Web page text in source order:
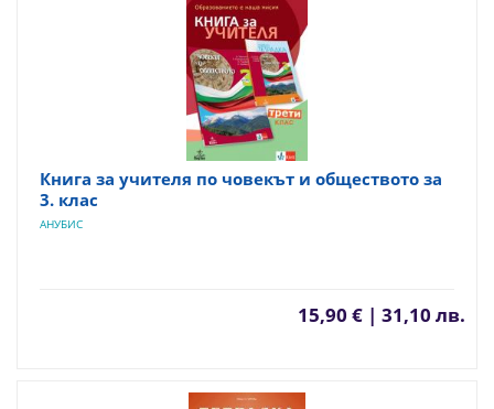
Книга за учителя по човекът и обществото за
3. клас
АНУБИС
15,90 € | 31,10 лв.